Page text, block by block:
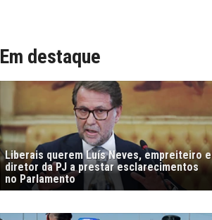
Em destaque
Liberais querem Luís Neves, empreiteiro e
diretor da PJ a prestar esclarecimentos
no Parlamento